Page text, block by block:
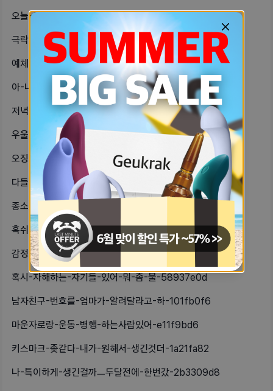
오늘-썸남한테-길을-잃어버렸는데-교통-a4e34791
극락스크럽-두종류-샀어-기대된다✨✨-a97f3e3a
예체능할-생각-있냐면서-접근하는-건-bc041503
아-나-카페-알바-경력-있는-상태에서-fea90afa
저녁-메뉴-골라줘뿌링클뿌링사이드불닭소-6a7b989c
우울증인가-혼자만있으면-눈물나네사람들-edd12894
오징어채-좋아하면-이거-꼭먹어가격대비-21800500
다들-어느정도-만났을때-내가-이사람-738c9828
종소세-16만원이나-내야한다니-…알바-a92f8f36
혹쉬-피부과-직원-자기들-있니너네-보-b012926
감정적인-사람이랑-일해본사람나-지챠-4fca349c
혹시-자해하는-자기들-있어-뭐-좀-물-58937e0d
남자친구-번호를-엄마가-알려달라고-하-101fb0f6
마운자로랑-운동-병행-하는사람있어-e11f9bd6
키스마크-좆같다-내가-원해서-생긴것더-1a21fa82
나-특이하게-생긴걸까ㅡ두달전에-한번갔-2b3309d8